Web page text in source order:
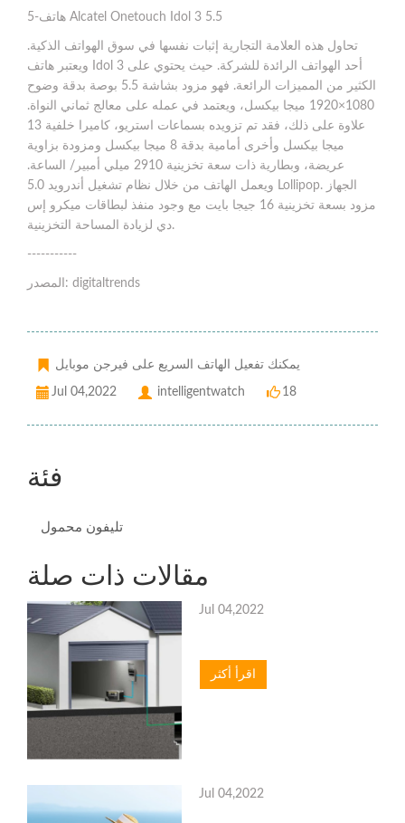
5-هاتف Alcatel Onetouch Idol 3 5.5
تحاول هذه العلامة التجارية إثبات نفسها في سوق الهواتف الذكية.
ويعتبر هاتف Idol 3 أحد الهواتف الرائدة للشركة. حيث يحتوي على
الكثير من المميزات الرائعة. فهو مزود بشاشة 5.5 بوصة بدقة وضوح
1080×1920 ميجا بيكسل، ويعتمد في عمله على معالج ثماني النواة.
علاوة على ذلك، فقد تم تزويده بسماعات استريو، كاميرا خلفية 13
ميجا بيكسل وأخرى أمامية بدقة 8 ميجا بيكسل ومزودة بزاوية
عريضة، وبطارية ذات سعة تخزينية 2910 ميلي أمبير/ الساعة.
ويعمل الهاتف من خلال نظام تشغيل أندرويد 5.0 Lollipop. الجهاز
مزود بسعة تخزينية 16 جيجا بايت مع وجود منفذ لبطاقات ميكرو إس
دي لزيادة المساحة التخزينية.
-----------
المصدر: digitaltrends
يمكنك تفعيل الهاتف السريع على فيرجن موبايل
Jul 04,2022 intelligentwatch 18
فئة
تليفون محمول
مقالات ذات صلة
Jul 04,2022
اقرأ أكثر
Jul 04,2022